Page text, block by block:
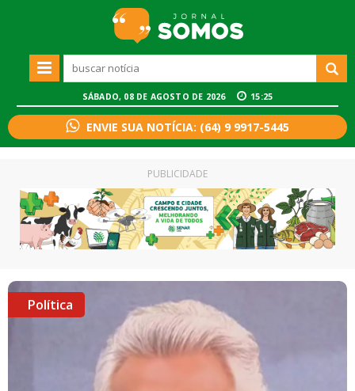
SÁBADO, 08 DE AGOSTO DE 2026 15:25
ENVIE SUA NOTÍCIA: (64) 9 9917-5445
PUBLICIDADE
Política